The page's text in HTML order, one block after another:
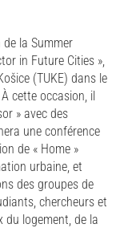
la Summer
in Future Cities »,
(TUKE) dans le
cette occasion, il
» avec des
une conférence
de « Home »
urbaine, et
des groupes de
chercheurs et
du logement, de la